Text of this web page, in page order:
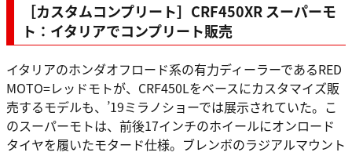
［カスタムコンプリート］CRF450XR スーパーモ
ト：イタリアでコンプリート販売
イタリアのホンダオフロード系の有力ディーラーであるRED
MOTO=レッドモトが、CRF450Lをベースにカスタマイズ販
売するモデルも、’19ミラノショーでは展示されていた。こ
のスーパーモトは、前後17インチのホイールにオンロード
タイヤを履いたモタード仕様。ブレンボのラジアルマウント